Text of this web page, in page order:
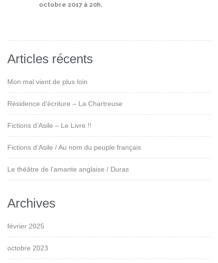
octobre 2017 à 20h.
Articles récents
Mon mal vient de plus loin
Résidence d’écriture – La Chartreuse
Fictions d’Asile – Le Livre !!
Fictions d’Asile / Au nom du peuple français
Le théâtre de l’amante anglaise / Duras
Archives
février 2025
octobre 2023